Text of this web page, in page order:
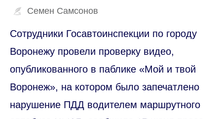
Семен Самсонов
Сотрудники Госавтоинспекции по городу
Воронежу провели проверку видео,
опубликованного в паблике «Мой и твой
Воронеж», на котором было запечатлено
нарушение ПДД водителем маршрутного